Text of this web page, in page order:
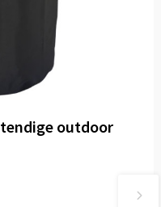
outdoor